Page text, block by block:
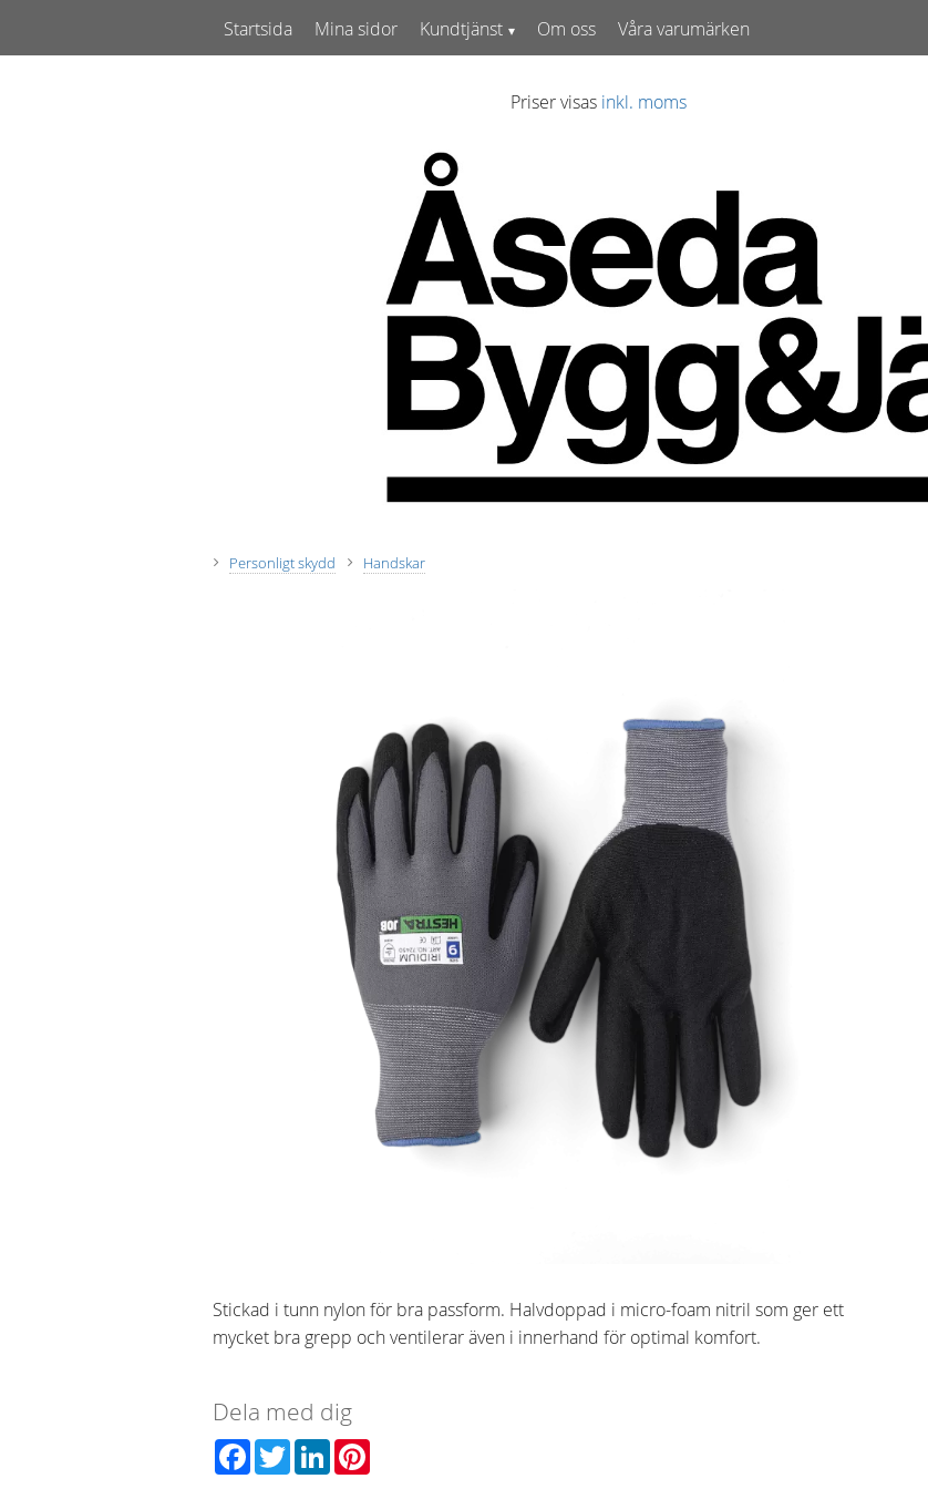
Priser visas inkl. moms
Startsida Mina sidor Kundtjänst Om oss Våra varumärken
Personligt skydd Handskar
Stickad i tunn nylon för bra passform. Halvdoppad i micro-foam nitril som ger ett
mycket bra grepp och ventilerar även i innerhand för optimal komfort.
Dela med dig
Facebook
TwitterLinkedIn